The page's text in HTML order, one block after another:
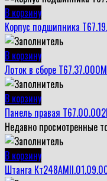
В корзину
Корпус подшипника
В корзину
Лоток в сборе
В корзину
Панель правая
Недавно просмотренные
В корзину
Штанга